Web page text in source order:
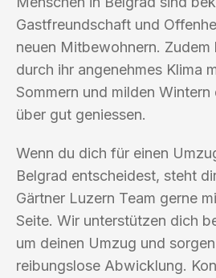
Gastfreundschaft und
neuen Mitbewohnern.
durch ihr angenehmes Klima
Sommern und milden
über gut geniessen.
Wenn du dich für einen
Belgrad entscheidest, steht
Gärtner Luzern Team gerne
Seite. Wir unterstützen dich
um deinen Umzug und
reibungslose Abwicklung.